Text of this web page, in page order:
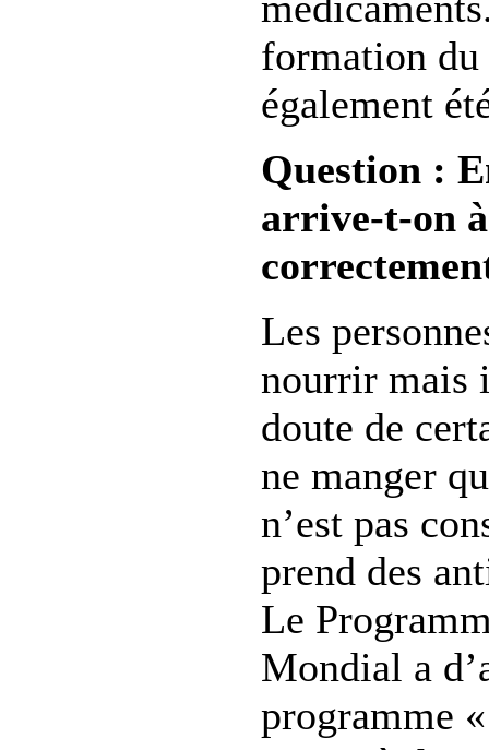
formation du
également
Question :
arrive-t-on
Les
nourrir mais
doute de
ne manger
n’est pas
prend des
Le
Mondial a
programme